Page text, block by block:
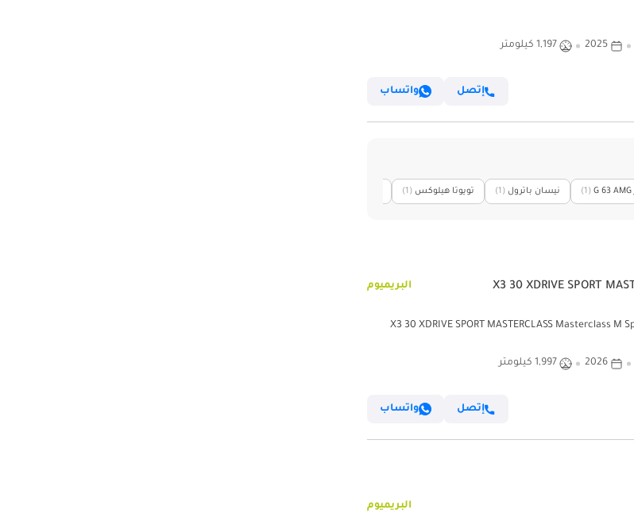
2025 1,197 كيلومتر
إتصل واتساب
(1) نيسان باترول (1) تويوتا هيلوكس (1)
البريميوم
2026 1,997 كيلومتر
إتصل واتساب
البريميوم